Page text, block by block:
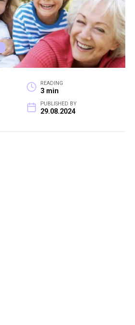
READING
3 min
PUBLISHED BY
29.08.2024